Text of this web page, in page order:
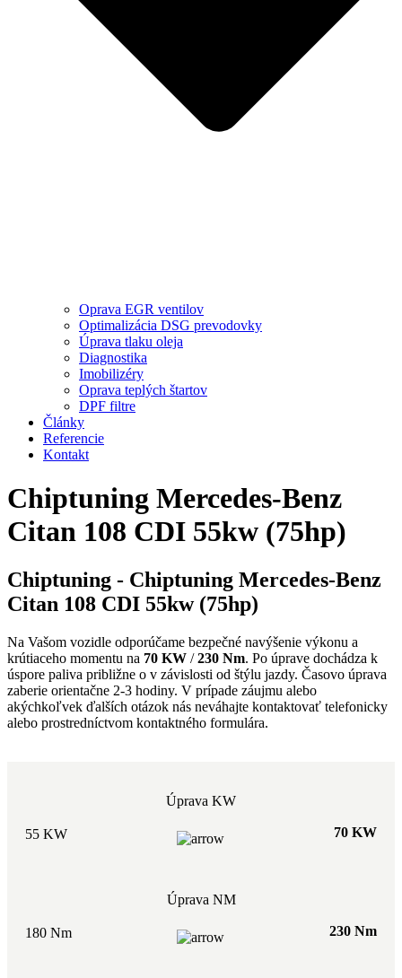
Oprava EGR ventilov
Optimalizácia DSG prevodovky
Úprava tlaku oleja
Diagnostika
Imobilizéry
Oprava teplých štartov
DPF filtre
Články
Referencie
Kontakt
Chiptuning Mercedes-Benz
Citan 108 CDI 55kw (75hp)
Chiptuning - Chiptuning Mercedes-Benz
Citan 108 CDI 55kw (75hp)
Na Vašom vozidle odporúčame bezpečné navýšenie výkonu a
krútiaceho momentu na 70 KW /230 Nm. Po úprave dochádza k
úspore paliva približne o v závislosti od štýlu jazdy. Časovo úprava
zaberie orientačne 2-3 hodiny. V prípade záujmu alebo
akýchkoľvek ďalších otázok nás neváhajte kontaktovať telefonicky
alebo prostredníctvom kontaktného formulára.
Úprava KW
55 KW 70 KW
Úprava NM
180 Nm 230 Nm